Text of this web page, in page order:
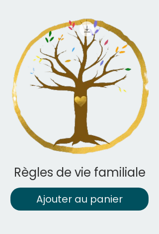
Règles de vie familiale
Ajouter au panier